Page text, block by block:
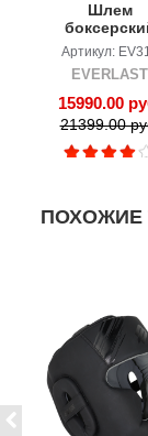
Шлем
EVERLAST
Артикул:
EVERLAST
15990.00
21399.00
ПОХОЖИЕ